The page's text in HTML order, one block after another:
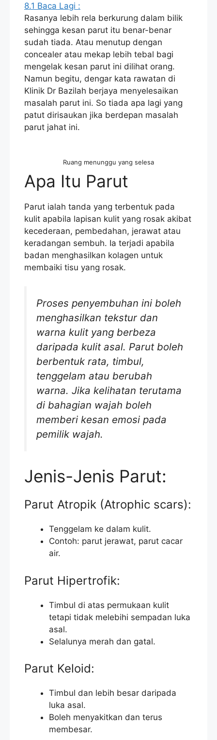
8.1 Baca Lagi :
Rasanya lebih rela berkurung dalam bilik
sehingga kesan parut itu benar-benar
sudah tiada. Atau menutup dengan
concealer atau mekap lebih tebal bagi
mengelak kesan parut ini dilihat orang.
Namun begitu, dengar kata rawatan di
Klinik Dr Bazilah berjaya menyelesaikan
masalah parut ini. So tiada apa lagi yang
patut dirisaukan jika berdepan masalah
parut jahat ini.
Ruang menunggu yang selesa
Apa Itu Parut
Parut ialah tanda yang terbentuk pada
kulit apabila lapisan kulit yang rosak akibat
kecederaan, pembedahan, jerawat atau
keradangan sembuh. Ia terjadi apabila
badan menghasilkan kolagen untuk
membaiki tisu yang rosak.
Proses penyembuhan ini boleh
menghasilkan tekstur dan
warna kulit yang berbeza
daripada kulit asal. Parut boleh
berbentuk rata, timbul,
tenggelam atau berubah
warna. Jika kelihatan terutama
di bahagian wajah boleh
memberi kesan emosi pada
pemilik wajah.
Jenis-Jenis Parut:
Parut Atropik (Atrophic scars):
Tenggelam ke dalam kulit.
Contoh: parut jerawat, parut cacar
air.
Parut Hipertrofik:
Timbul di atas permukaan kulit
tetapi tidak melebihi sempadan luka
asal.
Selalunya merah dan gatal.
Parut Keloid:
Timbul dan lebih besar daripada
luka asal.
Boleh menyakitkan dan terus
membesar.